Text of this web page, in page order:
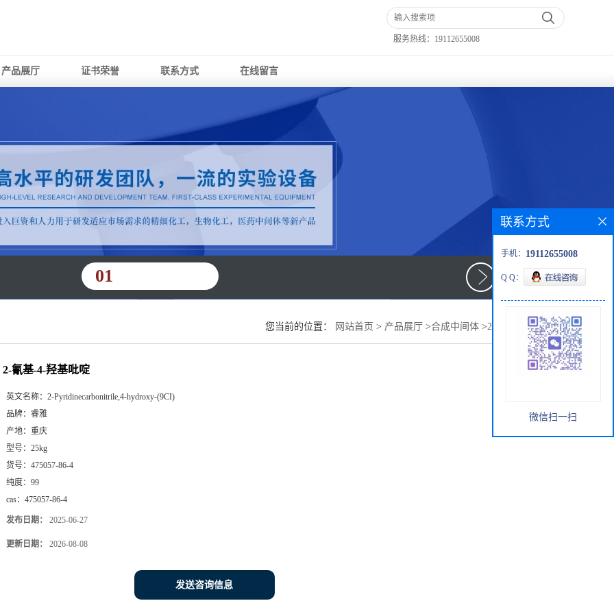
服务热线： 19112655008
产品展厅 证书荣誉 联系方式 在线留言
01
您当前的位置： 网站首页 > 产品展厅 >合成中间体 >2-氰基-4-羟基吡啶
2-氰基-4-羟基吡啶
英文名称： 2-Pyridinecarbonitrile,4-hydroxy-(9CI)
品牌： 睿雅
产地： 重庆
型号： 25kg
货号： 475057-86-4
纯度： 99
cas： 475057-86-4
发布日期： 2025-06-27
更新日期： 2026-08-08
发送咨询信息
联系方式
手机： 19112655008
Q Q：
微信扫一扫